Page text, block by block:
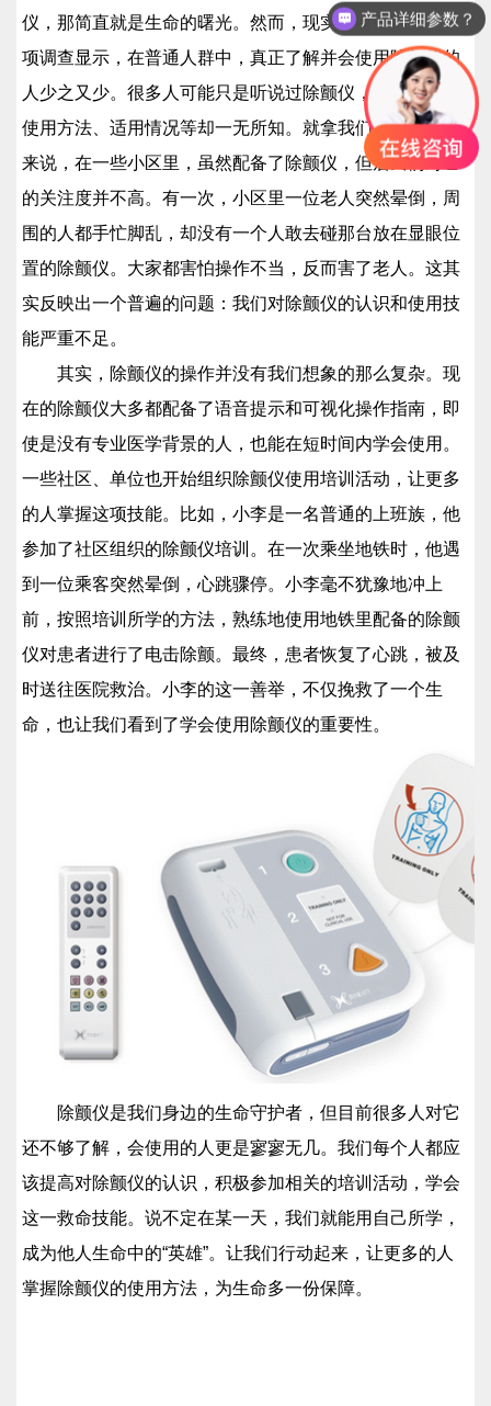
仪，那简直就是生命的曙光。然而，现实却有些残酷。一
项调查显示，在普通人群中，真正了解并会使用除颤仪的
人少之又少。很多人可能只是听说过除颤仪，但对于它的
使用方法、适用情况等却一无所知。就拿我们身边的场景
来说，在一些小区里，虽然配备了除颤仪，但居民们对它
的关注度并不高。有一次，小区里一位老人突然晕倒，周
围的人都手忙脚乱，却没有一个人敢去碰那台放在显眼位
置的除颤仪。大家都害怕操作不当，反而害了老人。这其
实反映出一个普遍的问题：我们对除颤仪的认识和使用技
能严重不足。
其实，除颤仪的操作并没有我们想象的那么复杂。现
在的除颤仪大多都配备了语音提示和可视化操作指南，即
使是没有专业医学背景的人，也能在短时间内学会使用。
一些社区、单位也开始组织除颤仪使用培训活动，让更多
的人掌握这项技能。比如，小李是一名普通的上班族，他
参加了社区组织的除颤仪培训。在一次乘坐地铁时，他遇
到一位乘客突然晕倒，心跳骤停。小李毫不犹豫地冲上
前，按照培训所学的方法，熟练地使用地铁里配备的除颤
仪对患者进行了电击除颤。最终，患者恢复了心跳，被及
时送往医院救治。小李的这一善举，不仅挽救了一个生
命，也让我们看到了学会使用除颤仪的重要性。
除颤仪是我们身边的生命守护者，但目前很多人对它
还不够了解，会使用的人更是寥寥无几。我们每个人都应
该提高对除颤仪的认识，积极参加相关的培训活动，学会
这一救命技能。说不定在某一天，我们就能用自己所学，
成为他人生命中的“英雄”。让我们行动起来，让更多的人
掌握除颤仪的使用方法，为生命多一份保障。
产品详细参数？